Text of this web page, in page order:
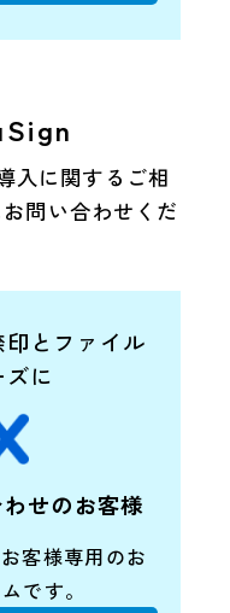
入に関するご相
問い合わせくだ
とファイル
に
せのお客様
お客様専用のお
です。